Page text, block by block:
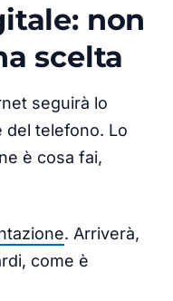
non
scelta
seguirà lo
del telefono. Lo
è cosa fai,
. Arriverà,
come è